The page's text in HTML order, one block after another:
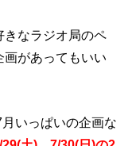
きなラジオ局のペ
があってもいい
いっぱいの企画な